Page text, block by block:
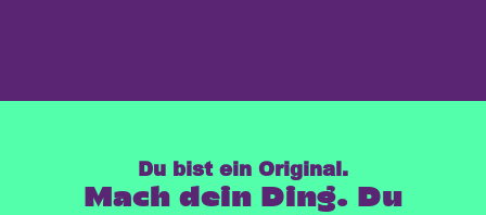
Du bist ein Original.
Mach dein Ding. Du